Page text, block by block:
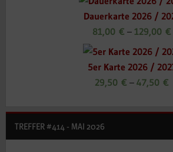
Dauerkarte 2026 /
81,00 € – 129,00 €
5er Karte 2026 /
29,50 € – 47,50 €
TREFFER #414 - MAI 2026